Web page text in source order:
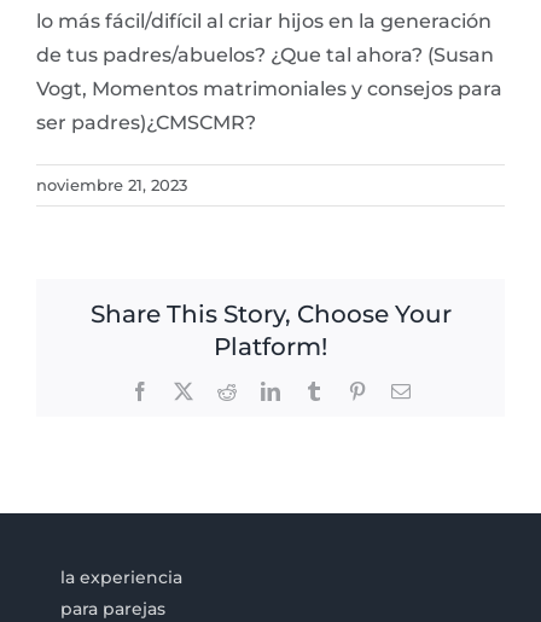
lo más fácil/difícil al criar hijos en la generación
de tus padres/abuelos? ¿Que tal ahora? (Susan
Vogt, Momentos matrimoniales y consejos para
ser padres)¿CMSCMR?
noviembre 21, 2023
Share This Story, Choose Your
Platform!
Facebook RedditLinkedInTumblr PinterestEmail
la experiencia
para parejas